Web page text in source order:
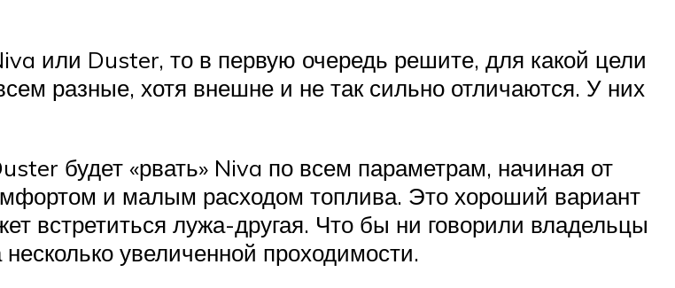
или Duster, то в первую очередь решите, для какой цели
разные, хотя внешне и не так сильно отличаются. У них
будет «рвать» Niva по всем параметрам, начиная от
и малым расходом топлива. Это хороший вариант
встретиться лужа-другая. Что бы ни говорили владельцы
увеличенной проходимости.